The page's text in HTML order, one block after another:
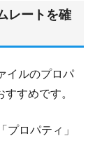
レートを確
イルのプロパ
すめです。
プロパティ」